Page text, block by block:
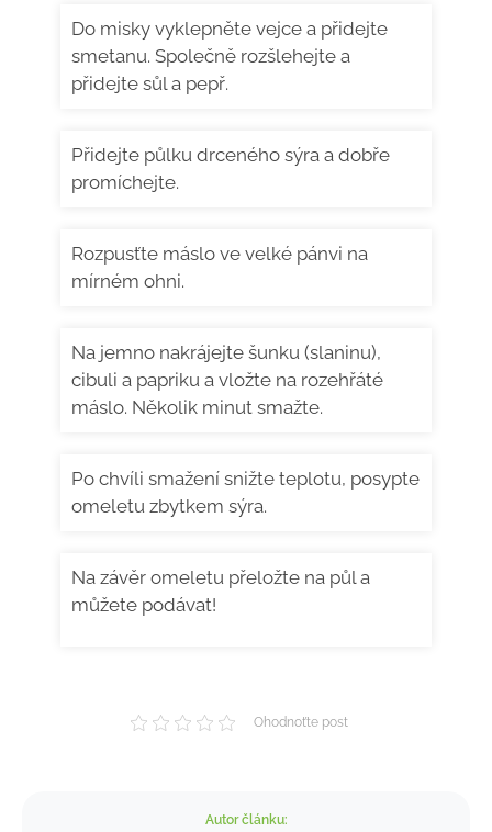
Do misky vyklepněte vejce a přidejte
smetanu. Společně rozšlehejte a
přidejte sůl a pepř.
Přidejte půlku drceného sýra a dobře
promíchejte.
Rozpusťte máslo ve velké pánvi na
mírném ohni.
Na jemno nakrájejte šunku (slaninu),
cibuli a papriku a vložte na rozehřáté
máslo. Několik minut smažte.
Po chvíli smažení snižte teplotu, posypte
omeletu zbytkem sýra.
Na závěr omeletu přeložte na půl a
můžete podávat!
Ohodnoťte post
Autor článku: